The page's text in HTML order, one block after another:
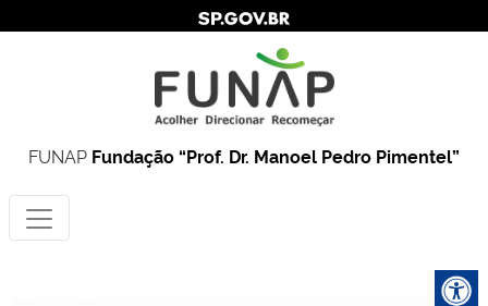
FUNAP Fundação “Prof. Dr. Manoel Pedro Pimentel”